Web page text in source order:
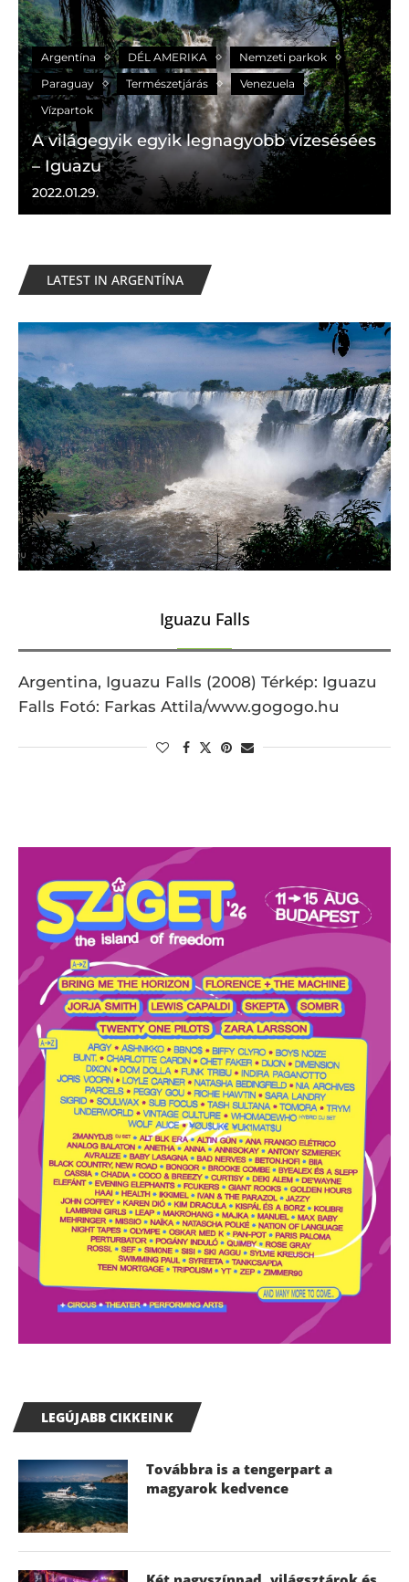
Argentína DÉL AMERIKA
Nemzeti parkok
Paraguay
Természetjárás
Venezuela
Vízpartok
A világegyik egyik legnagyobb vízesésées
– Iguazu
2022.01.29.
LATEST IN ARGENTÍNA
Iguazu Falls
Argentina, Iguazu Falls (2008) Térkép: Iguazu
Falls Fotó: Farkas Attila/www.gogogo.hu
LEGÚJABB CIKKEINK
Továbbra is a tengerpart a
magyarok kedvence